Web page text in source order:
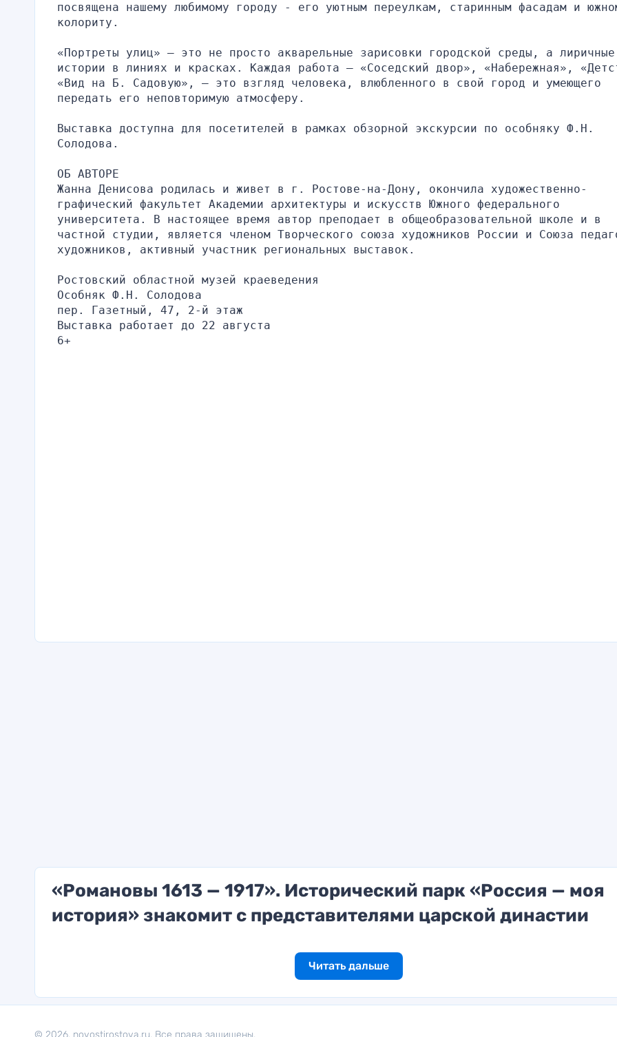
посвящена нашему любимому городу - его уютным переулкам, старинным фасадам и
колориту.
«Портреты улиц» – это не просто акварельные зарисовки городской среды, а лиричные
истории в линиях и красках. Каждая работа – «Соседский двор», «Набережная»,
«Вид на Б. Садовую», – это взгляд человека, влюбленного в свой город и умеющего
передать его неповторимую атмосферу.
Выставка доступна для посетителей в рамках обзорной экскурсии по особняку Ф.Н.
Солодова.
ОБ АВТОРЕ
Жанна Денисова родилась и живет в г. Ростове-на-Дону, окончила художественно-
графический факультет Академии архитектуры и искусств Южного федерального
университета. В настоящее время автор преподает в общеобразовательной школе и в
частной студии, является членом Творческого союза художников России и Союза
художников, активный участник региональных выставок.
Ростовский областной музей краеведения
Особняк Ф.Н. Солодова
пер. Газетный, 47, 2-й этаж
Выставка работает до 22 августа
6+
«Романовы 1613 — 1917». Исторический парк «Россия — моя
история» знакомит с представителями царской династии
Читать дальше